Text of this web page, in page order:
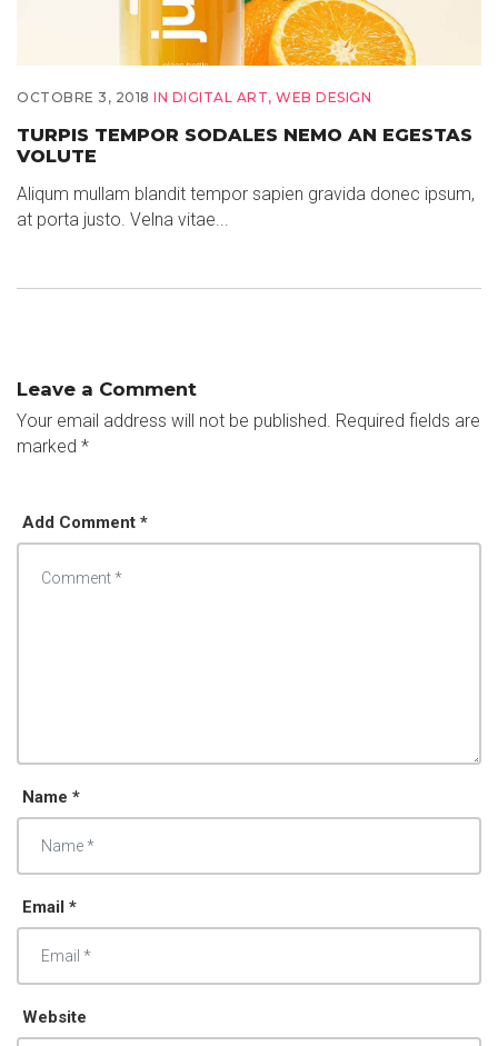
OCTOBRE 3, 2018 IN DIGITAL ART, WEB DESIGN
TURPIS TEMPOR SODALES NEMO AN EGESTAS
VOLUTE
Aliqum mullam blandit tempor sapien gravida donec ipsum,
at porta justo. Velna vitae...
Leave a Comment
Your email address will not be published. Required fields are
marked *
Add Comment *
Name *
Email *
Website